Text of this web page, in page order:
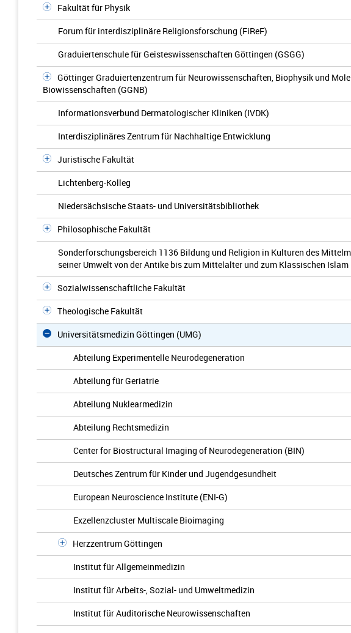
Fakultät für Physik
Forum für interdisziplinäre Religionsforschung (FiReF)
Graduiertenschule für Geisteswissenschaften Göttingen (GSGG)
Göttinger Graduiertenzentrum für Neurowissenschaften, Biophysik und
Biowissenschaften (GGNB)
Informationsverbund Dermatologischer Kliniken (IVDK)
Interdisziplinäres Zentrum für Nachhaltige Entwicklung
Juristische Fakultät
Lichtenberg-Kolleg
Niedersächsische Staats- und Universitätsbibliothek
Philosophische Fakultät
Sonderforschungsbereich 1136 Bildung und Religion in Kulturen des
seiner Umwelt von der Antike bis zum Mittelalter und zum Klassischen Islam
Sozialwissenschaftliche Fakultät
Theologische Fakultät
Universitätsmedizin Göttingen (UMG)
Abteilung Experimentelle Neurodegeneration
Abteilung für Geriatrie
Abteilung Nuklearmedizin
Abteilung Rechtsmedizin
Center for Biostructural Imaging of Neurodegeneration (BIN)
Deutsches Zentrum für Kinder und Jugendgesundheit
European Neuroscience Institute (ENI-G)
Exzellenzcluster Multiscale Bioimaging
Herzzentrum Göttingen
Institut für Allgemeinmedizin
Institut für Arbeits-, Sozial- und Umweltmedizin
Institut für Auditorische Neurowissenschaften